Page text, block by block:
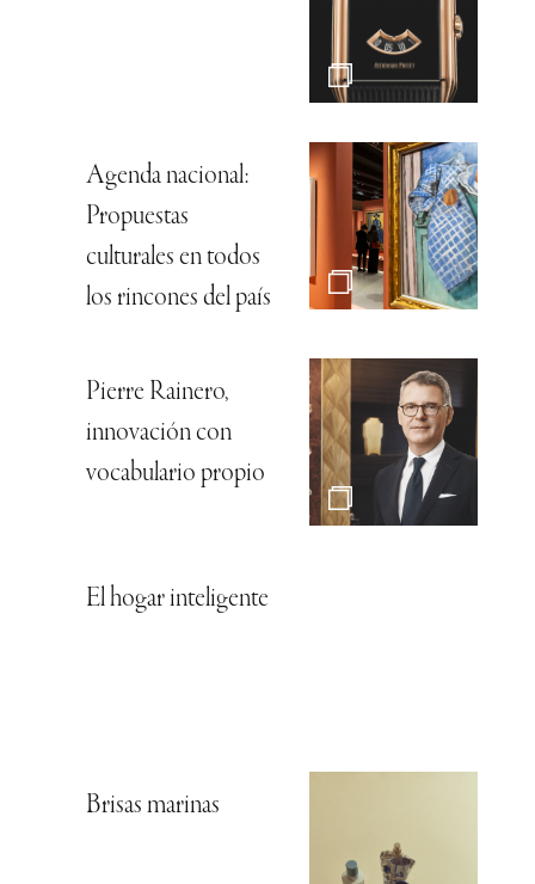
Agenda nacional:
Propuestas
culturales en todos
los rincones del país
Pierre Rainero,
innovación con
vocabulario propio
El hogar inteligente
Brisas marinas